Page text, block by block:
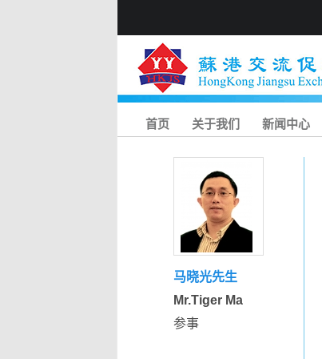
首页 关于我们 新闻中心
马晓光先生
Mr.Tiger Ma
参事